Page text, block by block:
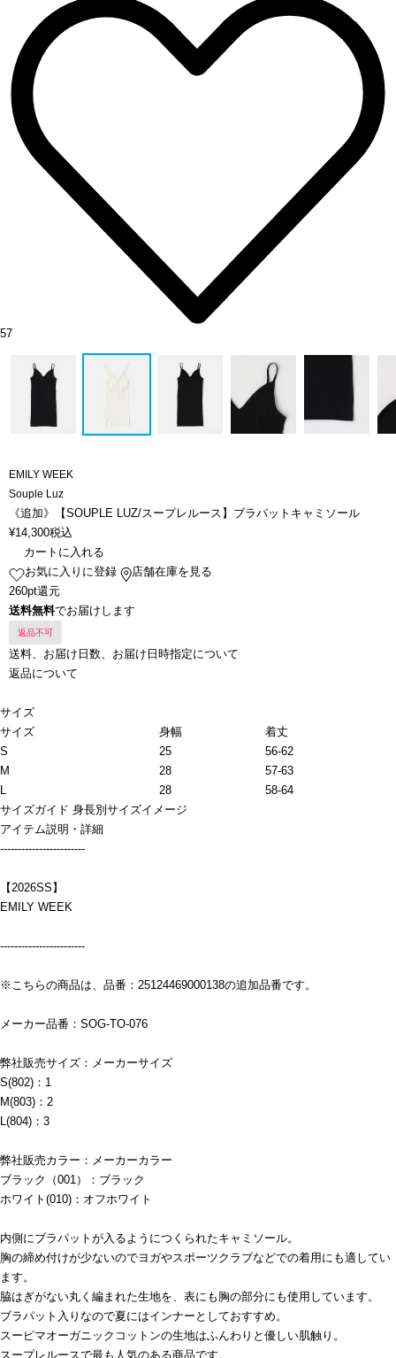
57
EMILY WEEK
Souple Luz
《追加》【SOUPLE LUZ/スープレルース】ブラパットキャミソール
¥14,300税込
カートに入れる
お気に入りに登録
店舗在庫を見る
260pt還元
送料無料でお届けします
返品不可
送料、お届け日数、お届け日時指定について
返品について
サイズ
サイズ
身幅
着丈
S
25
56-62
M
28
57-63
L
28
58-64
サイズガイド 身長別サイズイメージ
アイテム説明・詳細
------------------------
【2026SS】
EMILY WEEK
------------------------
※こちらの商品は、品番：25124469000138の追加品番です。
メーカー品番：SOG-TO-076
弊社販売サイズ：メーカーサイズ
S(802)：1
M(803)：2
L(804)：3
弊社販売カラー：メーカーカラー
ブラック（001）：ブラック
ホワイト(010)：オフホワイト
内側にブラパットが入るようにつくられたキャミソール。
胸の締め付けが少ないのでヨガやスポーツクラブなどでの着用にも適してい
ます。
脇はぎがない丸く編まれた生地を、表にも胸の部分にも使用しています。
ブラパット入りなので夏にはインナーとしておすすめ。
スーピマオーガニックコットンの生地はふんわりと優しい肌触り。
スープレルースで最も人気のある商品です。